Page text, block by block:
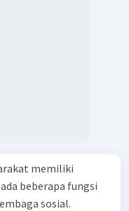
memiliki
beberapa fungsi
sosial.